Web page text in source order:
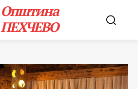
Општина
ПЕХЧЕВО